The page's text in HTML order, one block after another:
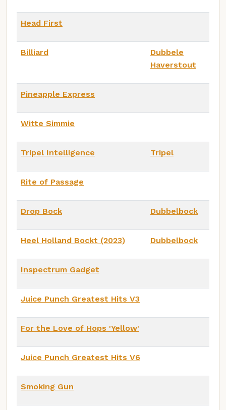
Head First
Billiard
Dubbele
Haverstout
Pineapple Express
Witte Simmie
Tripel Intelligence Tripel
Rite of Passage
Drop Bock Dubbelbock
Heel Holland Bockt (2023) Dubbelbock
Inspectrum Gadget
Juice Punch Greatest Hits V3
For the Love of Hops 'Yellow'
Juice Punch Greatest Hits V6
Smoking Gun